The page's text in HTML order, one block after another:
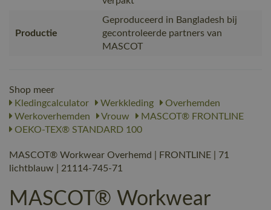
Productie
Geproduceerd in Bangladesh bij
gecontroleerde partners van
MASCOT
Shop meer
Kledingcalculator
Werkkleding
Overhemden
Werkoverhemden
Vrouw
MASCOT® FRONTLINE
OEKO-TEX® STANDARD 100
MASCOT® Workwear Overhemd | FRONTLINE | 71
lichtblauw | 21114-745-71
MASCOT® Workwear